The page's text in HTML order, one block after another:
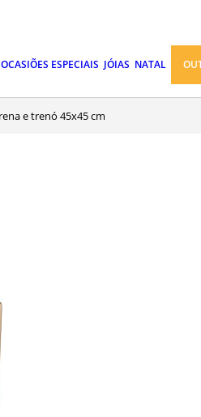
OCASIÕES ESPECIAIS JÓIAS NATAL
e trenó 45x45 cm